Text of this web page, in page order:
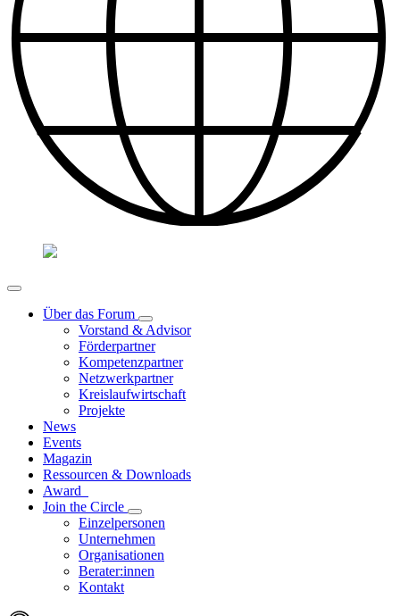
Über das Forum
Vorstand & Advisor
Förderpartner
Kompetenzpartner
Netzwerkpartner
Kreislaufwirtschaft
Projekte
News
Events
Magazin
Ressourcen & Downloads
Award
Join the Circle
Einzelpersonen
Unternehmen
Organisationen
Berater:innen
Kontakt